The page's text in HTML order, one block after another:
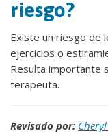
riesgo?
Existe un riesgo de
ejercicios o
Resulta importante
terapeuta.
Revisado por: